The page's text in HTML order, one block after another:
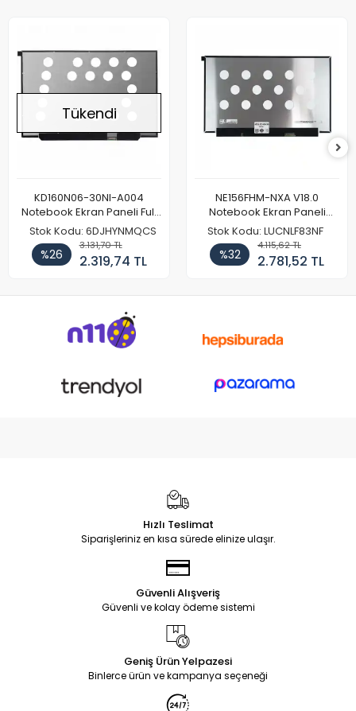
Tükendi
KD160N06-30NI-A004
Notebook Ekran Paneli Full
HD
Stok Kodu: 6DJHYNMQCS
%26
3.131,70 TL
2.319,74 TL
NE156FHM-NXA V18.0
Notebook Ekran Paneli
144Hz
Stok Kodu: LUCNLF83NF
%32
4.115,62 TL
2.781,52 TL
Hızlı Teslimat
Siparişleriniz en kısa sürede elinize ulaşır.
Güvenli Alışveriş
Güvenli ve kolay ödeme sistemi
Geniş Ürün Yelpazesi
Binlerce ürün ve kampanya seçeneği